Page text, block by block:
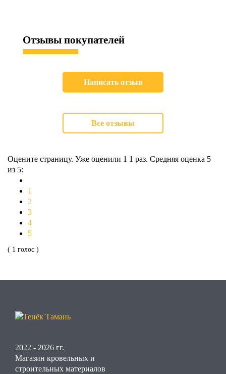
Отзывы покупателей
Написать отзыв
Все отзывы
Оцените страницу. Уже оценили 1 1 раз. Средняя оценка 5
из 5:
1
2
3
4
5
( 1 голос )
2022 - 2026 гг.
Магазин кровельных и
строительных материалов